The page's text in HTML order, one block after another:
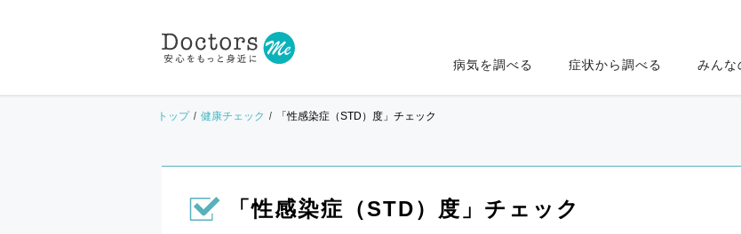
病気を調べる 症状から調べる みんな
トップ 健康チェック 「性感染症（STD）度」チェック
「性感染症（STD）度」チェック